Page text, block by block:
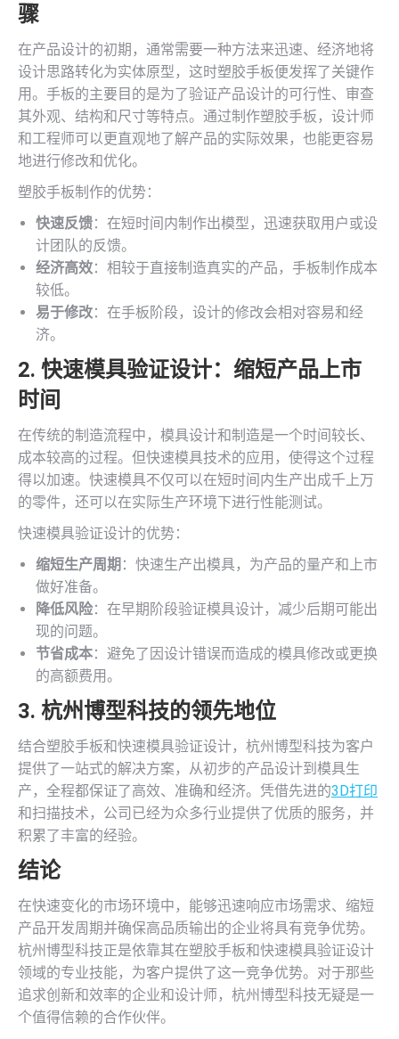
骤
在产品设计的初期，通常需要一种方法来迅速、经济地将
设计思路转化为实体原型，这时塑胶手板便发挥了关键作
用。手板的主要目的是为了验证产品设计的可行性、审查
其外观、结构和尺寸等特点。通过制作塑胶手板，设计师
和工程师可以更直观地了解产品的实际效果，也能更容易
地进行修改和优化。
塑胶手板制作的优势：
快速反馈：在短时间内制作出模型，迅速获取用户或设
计团队的反馈。
经济高效：相较于直接制造真实的产品，手板制作成本
较低。
易于修改：在手板阶段，设计的修改会相对容易和经
济。
2. 快速模具验证设计：缩短产品上市
时间
在传统的制造流程中，模具设计和制造是一个时间较长、
成本较高的过程。但快速模具技术的应用，使得这个过程
得以加速。快速模具不仅可以在短时间内生产出成千上万
的零件，还可以在实际生产环境下进行性能测试。
快速模具验证设计的优势：
缩短生产周期 ：快速生产出模具，为产品的量产和上市
做好准备。
降低风险：在早期阶段验证模具设计，减少后期可能出
现的问题。
节省成本：避免了因设计错误而造成的模具修改或更换
的高额费用。
3. 杭州博型科技的领先地位
结合塑胶手板和快速模具验证设计，杭州博型科技为客户
提供了一站式的解决方案，从初步的产品设计到模具生
产，全程都保证了高效、准确和经济。凭借先进的3D打印
和扫描技术，公司已经为众多行业提供了优质的服务，并
积累了丰富的经验。
结论
在快速变化的市场环境中，能够迅速响应市场需求、缩短
产品开发周期并确保高品质输出的企业将具有竞争优势。
杭州博型科技正是依靠其在塑胶手板和快速模具验证设计
领域的专业技能，为客户提供了这一竞争优势。对于那些
追求创新和效率的企业和设计师，杭州博型科技无疑是一
个值得信赖的合作伙伴。